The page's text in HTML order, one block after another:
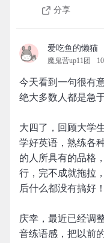
分享
爱吃鱼的懒猫
魔鬼营up11团
今天看到一句很有
绝大多数人都是急
大四了，回顾大学
学好英语，熟练各
的人所具有的品格
行，完不成就拖拉
后什么都没有搞好！
庆幸，最近已经调
音练语感，把以前